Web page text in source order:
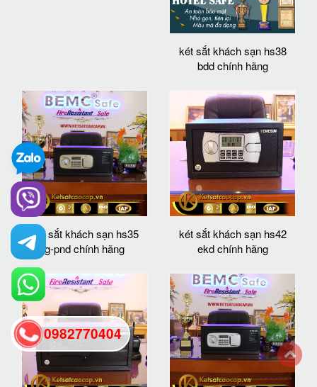
két sắt khách sạn hs38
bdd chính hãng
két sắt khách sạn hs35
g-pnd chính hãng
két sắt khách sạn hs42
ekd chính hãng
0982770404
back